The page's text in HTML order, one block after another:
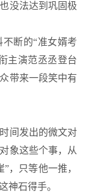
没法达到巩固极
断的“准女婿考
主演范丞丞登台
带来一段笑中有
间发出的微文对
象这些个事，从
，只等他一推，
神石得手。